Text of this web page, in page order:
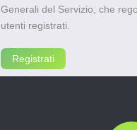
Generali del Servizio, che
utenti registrati.